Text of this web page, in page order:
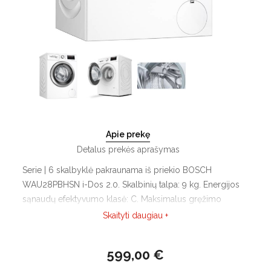
Apie prekę
Detalus prekės aprašymas
Serie | 6 skalbyklė pakraunama iš priekio BOSCH
WAU28PBHSN i-Dos 2.0. Skalbinių talpa: 9 kg. Energijos
sąnaudų efektyvumo klasė: C. Maksimalus gręžimo
apsukų skaičius: 1400 aps./min. „EcoSilence“ pavara:
Skaityti daugiau +
599,00 €